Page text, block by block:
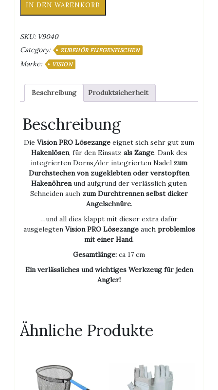
PRO
IN DEN WARENKORB
SKU: V9040
Category:
ZUBEHÖR FLIEGENFISCHEN
Marke: VISION
Beschreibung Produktsicherheit
Beschreibung
Die Vision PRO Lösezange eignet sich sehr gut zum
Hakenlösen, für den Einsatz als Zange, Dank des
integrierten Dorns/der integrierten Nadel zum
Durchstechen von zugeklebten oder verstopften
Hakenöhrenund aufgrund der verlässlich guten
Schneiden auch zum Durchtrennen selbst dicker
Angelschnüre.
…und all dies klappt mit dieser extra dafür
ausgelegten Vision PRO Lösezangeauchproblemlos
mit einer Hand.
Gesamtlänge: ca 17 cm
Ein verlässliches und wichtiges Werkzeug für jeden
Angler!
Ähnliche Produkte